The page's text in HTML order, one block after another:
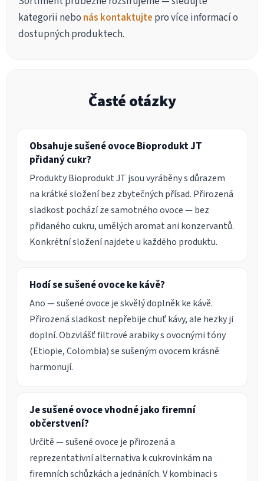
kategorii nebo nás kontaktujte pro více informací o
dostupných produktech.
Časté otázky
Obsahuje sušené ovoce Bioprodukt JT
přidaný cukr?
Produkty Bioprodukt JT jsou vyráběny s důrazem
na krátké složení bez zbytečných přísad. Přirozená
sladkost pochází ze samotného ovoce — bez
přidaného cukru, umělých aromat ani konzervantů.
Konkrétní složení najdete u každého produktu.
Hodí se sušené ovoce ke kávě?
Ano — sušené ovoce je skvělý doplněk ke kávě.
Přirozená sladkost nepřebije chuť kávy, ale hezky ji
doplní. Obzvlášť filtrové arabiky s ovocnými tóny
(Etiopie, Colombia) se sušeným ovocem krásně
harmonují.
Je sušené ovoce vhodné jako firemní
občerstvení?
Určitě — sušené ovoce je přirozená a
reprezentativní alternativa k cukrovinkám na
firemních schůzkách a jednáních. V kombinaci s